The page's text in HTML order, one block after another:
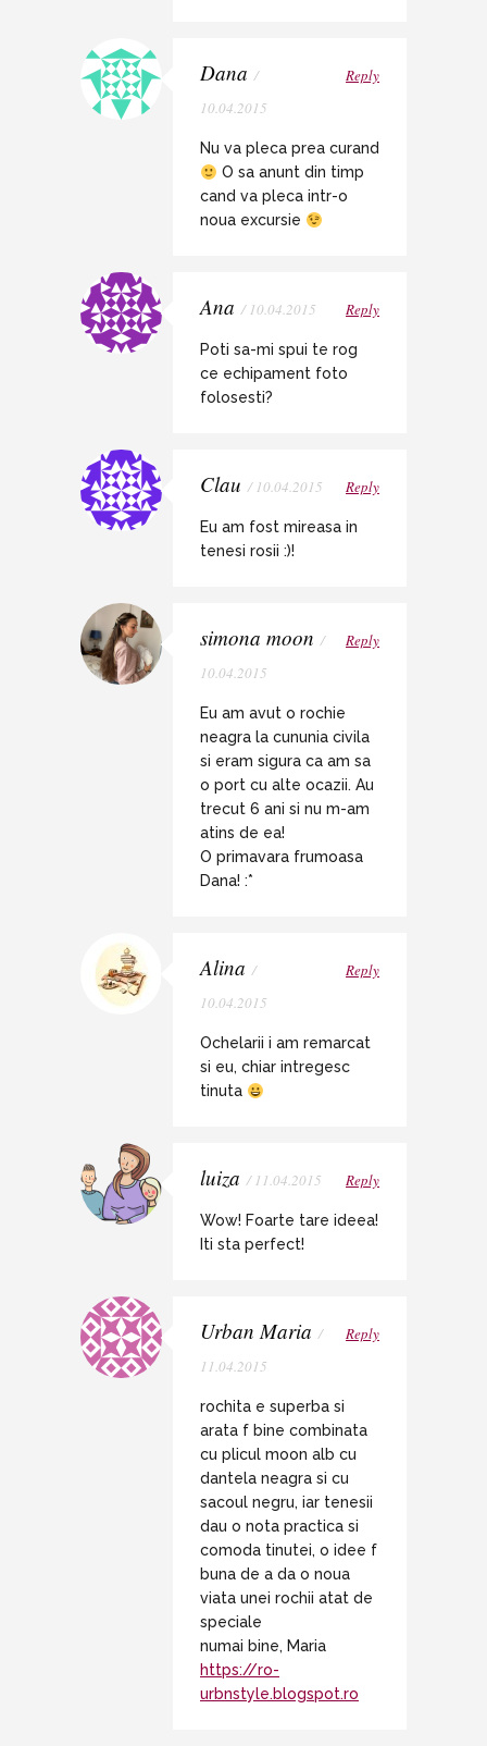
Dana /
10.04.2015
Reply
Nu va pleca prea curand
O sa anunt din timp
cand va pleca intr-o
noua excursie
Ana / 10.04.2015 Reply
Poti sa-mi spui te rog
ce echipament foto
folosesti?
Clau / 10.04.2015 Reply
Eu am fost mireasa in
tenesi rosii :)!
simona moon /
10.04.2015
Reply
Eu am avut o rochie
neagra la cununia civila
si eram sigura ca am sa
o port cu alte ocazii. Au
trecut 6 ani si nu m-am
atins de ea!
O primavara frumoasa
Dana! :*
Alina /
10.04.2015
Reply
Ochelarii i am remarcat
si eu, chiar intregesc
tinuta
luiza / 11.04.2015 Reply
Wow! Foarte tare ideea!
Iti sta perfect!
Urban Maria /
11.04.2015
Reply
rochita e superba si
arata f bine combinata
cu plicul moon alb cu
dantela neagra si cu
sacoul negru, iar tenesii
dau o nota practica si
comoda tinutei, o idee f
buna de a da o noua
viata unei rochii atat de
speciale
numai bine, Maria
https://ro-
urbnstyle.blogspot.ro